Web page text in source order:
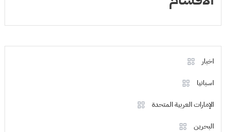
اخبار
اسبانيا
الإمارات العربية المتحدة
البحرين